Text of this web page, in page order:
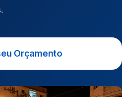
Orçamento